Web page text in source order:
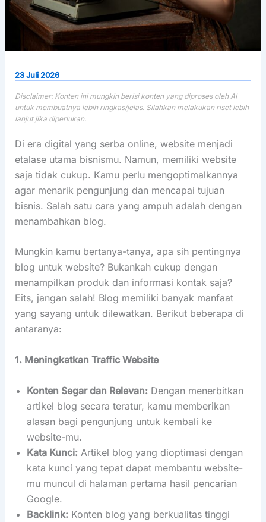
23 Juli 2026
Di era digital yang serba online, website menjadi
etalase utama bisnismu. Namun, memiliki website
saja tidak cukup. Kamu perlu mengoptimalkannya
agar menarik pengunjung dan mencapai tujuan
bisnis. Salah satu cara yang ampuh adalah dengan
menambahkan blog.
Mungkin kamu bertanya-tanya, apa sih pentingnya
blog untuk website? Bukankah cukup dengan
menampilkan produk dan informasi kontak saja?
Eits, jangan salah! Blog memiliki banyak manfaat
yang sayang untuk dilewatkan. Berikut beberapa di
antaranya:
1. Meningkatkan Traffic Website
Konten Segar dan Relevan: Dengan menerbitkan
artikel blog secara teratur, kamu memberikan
alasan bagi pengunjung untuk kembali ke
website-mu.
Kata Kunci: Artikel blog yang dioptimasi dengan
kata kunci yang tepat dapat membantu website-
mu muncul di halaman pertama hasil pencarian
Google.
Backlink: Konten blog yang berkualitas tinggi